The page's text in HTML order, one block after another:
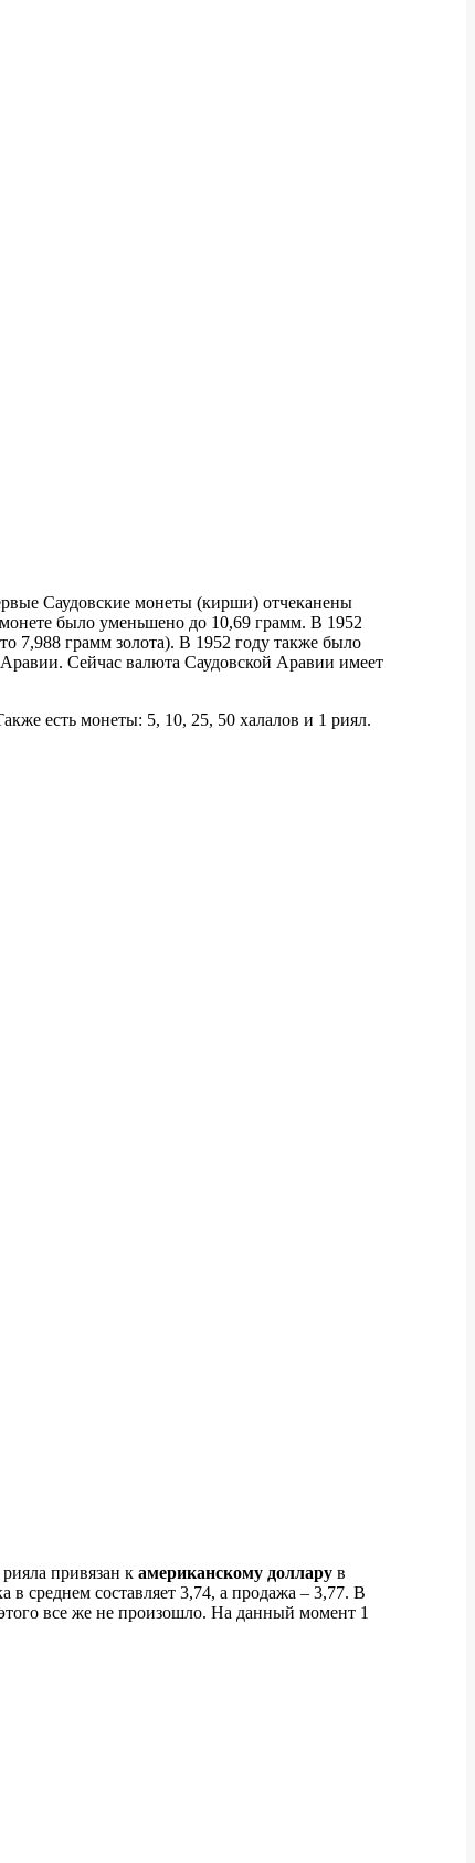
Саудовские монеты (кирши) отчеканены
было уменьшено до 10,69 грамм. В 1952
7,988 грамм золота). В 1952 году также было
Сейчас валюта Саудовской Аравии имеет
есть монеты: 5, 10, 25, 50 халалов и 1 риял.
привязан к американскому доллару в
в среднем составляет 3,74, а продажа – 3,77. В
все же не произошло. На данный момент 1